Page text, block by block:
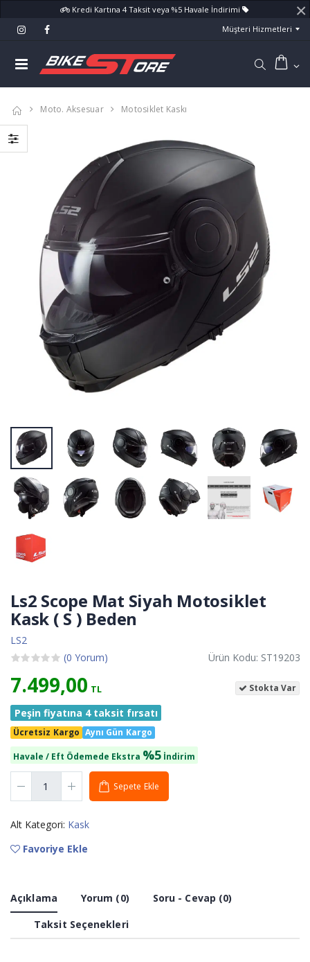
Kredi Kartına 4 Taksit veya %5 Havale İndirimi ×
Müşteri Hizmetleri
Moto. Aksesuar Motosiklet Kaskı
Ls2 Scope Mat Siyah Motosiklet
Kask ( S ) Beden
LS2
(0 Yorum)
Ürün Kodu: ST19203
7.499,00 TL Stokta Var
Peşin fiyatına 4 taksit fırsatı
Ücretsiz Kargo Aynı Gün Kargo
Havale / Eft Ödemede Ekstra %5 İndirim
Sepete Ekle
Alt Kategori: Kask
Favoriye Ekle
Açıklama Yorum (0)
Soru - Cevap (0)
Taksit Seçenekleri